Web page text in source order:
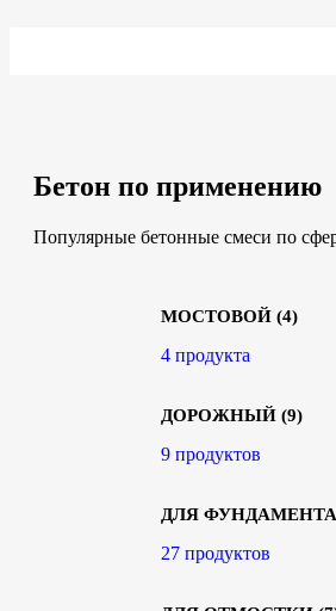
Бетон по применению
Популярные бетонные смеси по
МОСТОВОЙ (4)
4 продукта
ДОРОЖНЫЙ (9)
9 продуктов
ДЛЯ ФУНДАМЕНТА
27 продуктов